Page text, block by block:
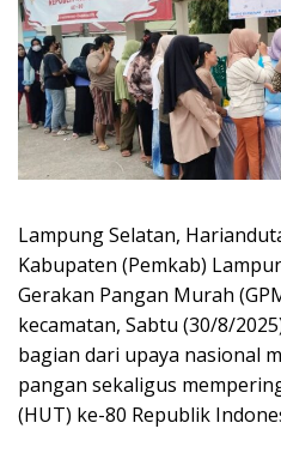
Lampung Selatan,
Kabupaten (Pemkab)
Gerakan Pangan Murah
kecamatan, Sabtu (30/8/
bagian dari upaya nasional
pangan sekaligus
(HUT) ke-80 Republik